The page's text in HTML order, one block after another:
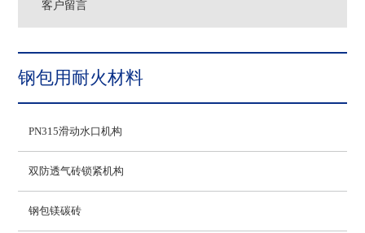
客户留言
钢包用耐火材料
PN315滑动水口机构
双防透气砖锁紧机构
钢包镁碳砖